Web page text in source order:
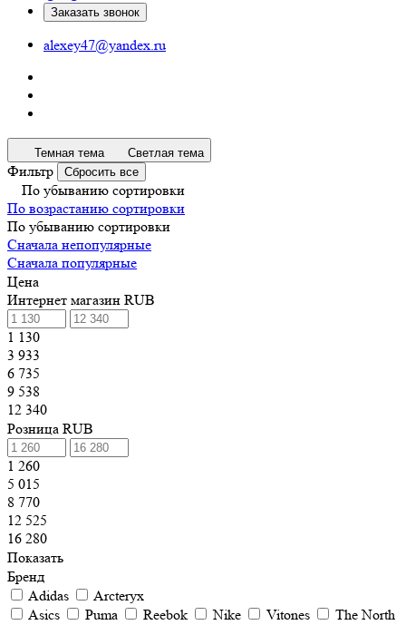
Заказать звонок
alexey47@yandex.ru
Темная тема Светлая тема
Фильтр Сбросить все
По убыванию сортировки
По возрастанию сортировки
По убыванию сортировки
Сначала непопулярные
Сначала популярные
Цена
Интернет магазин RUB
1 130
3 933
6 735
9 538
12 340
Розница RUB
1 260
5 015
8 770
12 525
16 280
Показать
Бренд
Adidas
Arcteryx
Asics
Puma Reebok Nike Vitones
The North